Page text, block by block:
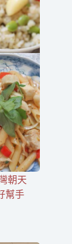
朝天
幫手